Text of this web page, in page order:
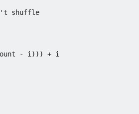
- i ))) + i